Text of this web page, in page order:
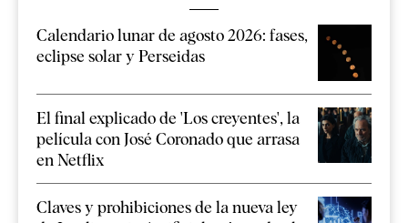
Calendario lunar de agosto 2026: fases,
eclipse solar y Perseidas
El final explicado de 'Los creyentes', la
película con José Coronado que arrasa
en Netflix
Claves y prohibiciones de la nueva ley